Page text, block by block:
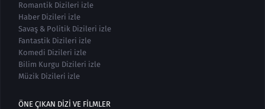
Romantik Dizileri izle
Haber Dizileri izle
Savaş & Politik Dizileri izle
Fantastik Dizileri izle
Komedi Dizileri izle
Bilim Kurgu Dizileri izle
Müzik Dizileri izle
ÖNE ÇIKAN DIZI VE FILMLER